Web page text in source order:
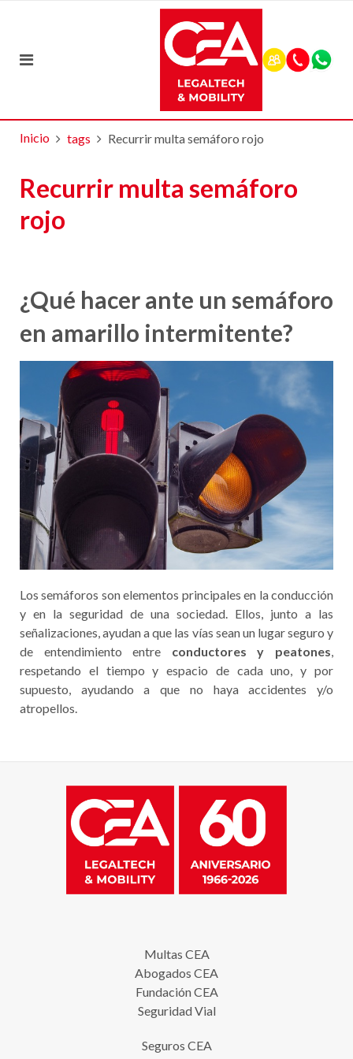
Inicio tags Recurrir multa semáforo rojo
Recurrir multa semáforo
rojo
¿Qué hacer ante un semáforo
en amarillo intermitente?
Los semáforos son elementos principales en la conducción
y en la seguridad de una sociedad. Ellos, junto a las
señalizaciones, ayudan a que las vías sean un lugar seguro y
de entendimiento entre conductores y peatones,
respetando el tiempo y espacio de cada uno, y por
supuesto, ayudando a que no haya accidentes y/o
atropellos.
Multas CEA
Abogados CEA
Fundación CEA
Seguridad Vial
Seguros CEA